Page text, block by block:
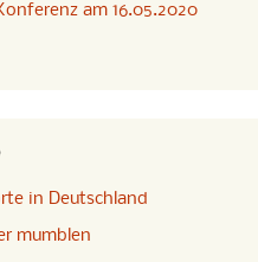
am 16.05.2020
in Deutschland
mumblen